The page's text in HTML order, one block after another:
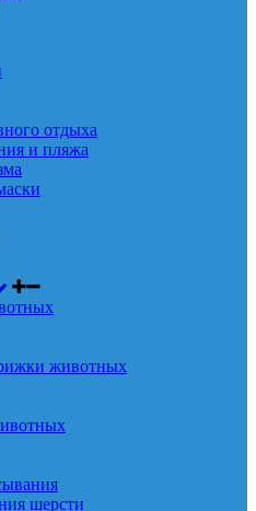
отдыха
и пляжа
животных
шерсти